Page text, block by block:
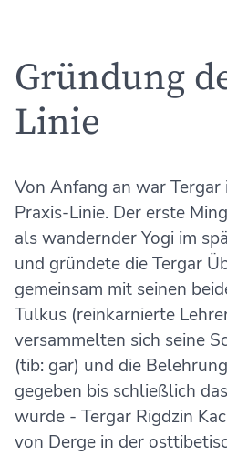
Gründung
Linie
Von Anfang an war Tergar
Praxis-Linie. Der erste
als wandernder Yogi im
und gründete die Tergar
gemeinsam mit seinen
Tulkus (reinkarnierte
versammelten sich seine
(tib: gar) und die
gegeben bis schließlich
wurde - Tergar Rigdzin
von Derge in der